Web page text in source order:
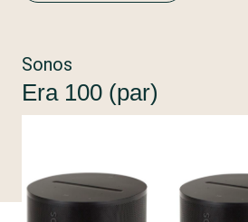
Sonos
Era 100 (par)